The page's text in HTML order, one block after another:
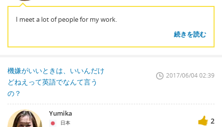
I meet a lot of people for my work.
続きを読む
機嫌がいいときは、いいんだけ
どねえって英語でなんて言う
の？
2017/06/04 02:39
Yumika
日本 2